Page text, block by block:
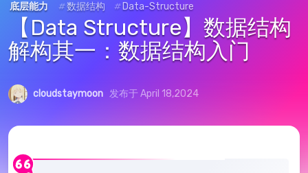
底层能力 #数据结构 #Data-Structure
【Data Structure】数据结构
解构其一：数据结构入门
cloudstaymoon 发布于 April 18,2024